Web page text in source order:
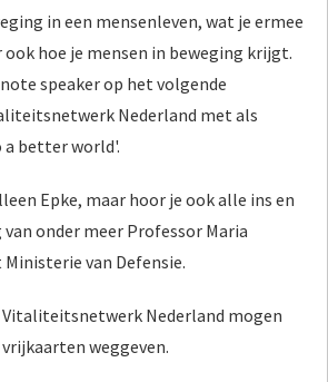
in een mensenleven, wat je ermee
hoe je mensen in beweging krijgt.
speaker op het volgende
Nederland met als
a better world'.
Epke, maar hoor je ook alle ins en
onder meer Professor Maria
van Defensie.
Nederland mogen
weggeven.